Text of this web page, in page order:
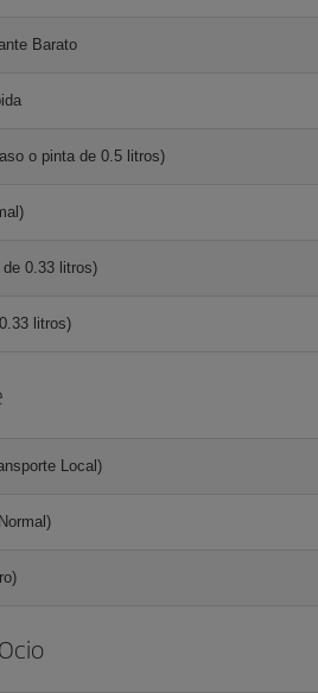
Barato
o pinta de 0.5 litros)
de 0.33 litros)
litros)
Local)